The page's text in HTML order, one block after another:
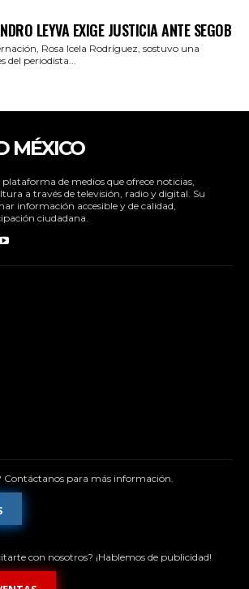
LEYVA EXIGE JUSTICIA ANTE SEGOB
Rosa Icela Rodríguez, sostuvo una
periodista...
MÉXICO
plataforma de medios que ofrece noticias,
a través de televisión, radio y digital. Su
información accesible y de calidad,
ciudadana.
Contáctanos para más información.
con nosotros? ¡Hablemos de publicidad!